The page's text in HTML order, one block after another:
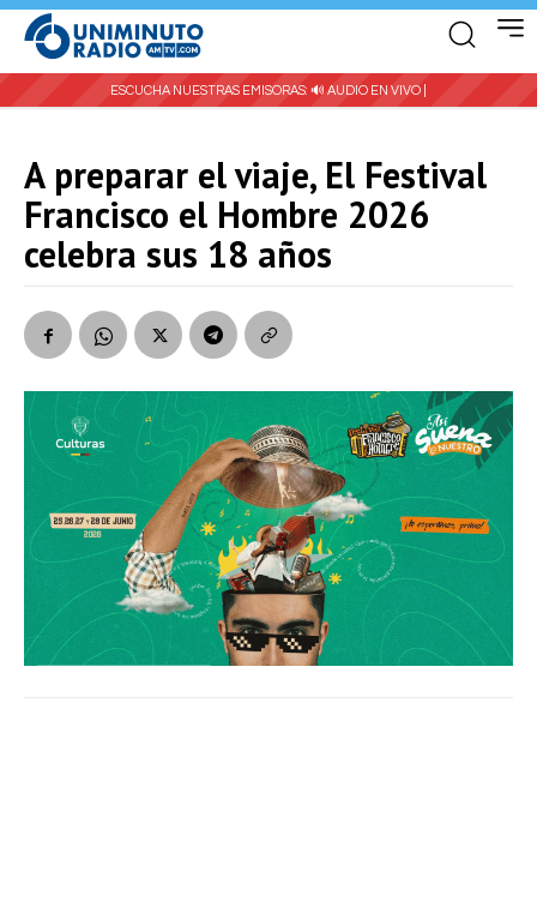
ESCUCHA NUESTRAS EMISORAS: 🔊 AUDIO EN VIVO |
A preparar el viaje, El Festival
Francisco el Hombre 2026
celebra sus 18 años